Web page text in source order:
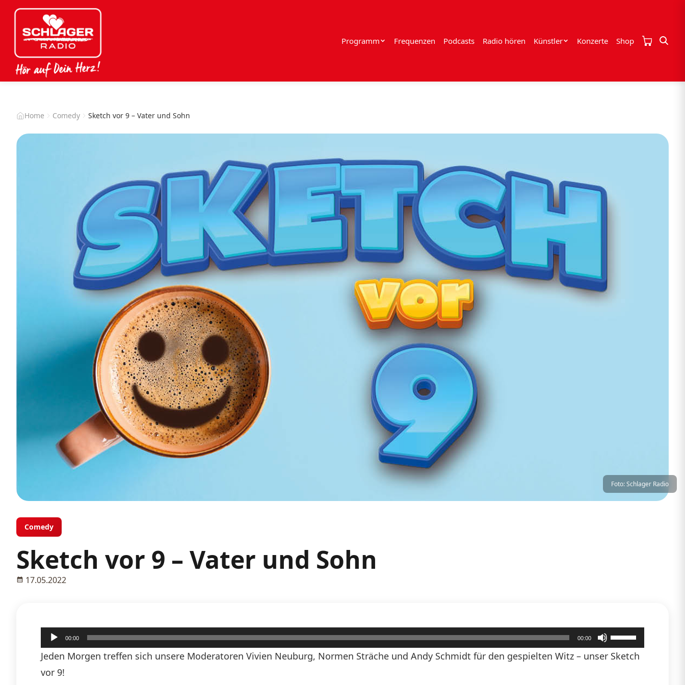
Programm Frequenzen Podcasts Radio hören Künstler Konzerte Shop
Home Comedy Sketch vor 9 – Vater und Sohn
Foto: Schlager Radio
Comedy
Sketch vor 9 – Vater und Sohn
17.05.2022
Audio-
Player
00:00 00:00
Pfeiltasten
Hoch/Runter
Jeden Morgen treffen sich unsere Moderatoren Vivien Neuburg, Normen Sträche und Andy Schmidt für den gespielten Witz – unser Sketch
vor 9!